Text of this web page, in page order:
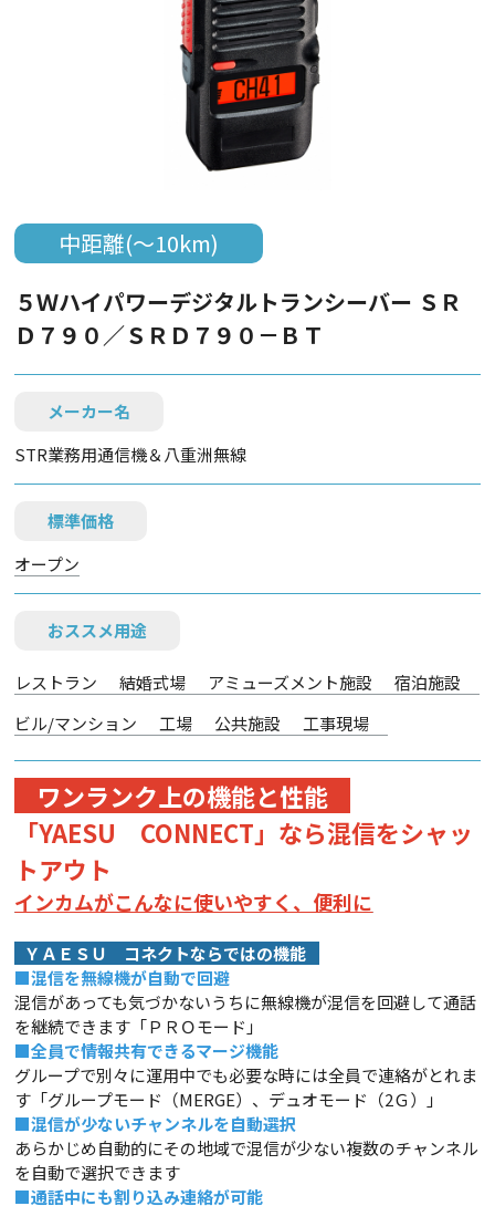
中距離(～10km)
５Ｗハイパワーデジタルトランシーバー ＳＲ
Ｄ７９０／ＳＲＤ７９０－ＢＴ
メーカー名
STR業務用通信機＆八重洲無線
標準価格
オープン
おススメ用途
レストラン 結婚式場 アミューズメント施設
宿泊施設
ビル/マンション
工場 公共施設 工事現場
ワンランク上の機能と性能
「YAESU CONNECT」なら混信をシャッ
トアウト
インカムがこんなに使いやすく、便利に
ＹＡＥＳＵ コネクトならではの機能
■混信を無線機が自動で回避
混信があっても気づかないうちに無線機が混信を回避して通話
を継続できます「ＰＲＯモード」
■全員で情報共有できるマージ機能
グループで別々に運用中でも必要な時には全員で連絡がとれま
す「グループモード（MERGE）、デュオモード（2Ｇ）」
■混信が少ないチャンネルを自動選択
あらかじめ自動的にその地域で混信が少ない複数のチャンネル
を自動で選択できます
■通話中にも割り込み連絡が可能